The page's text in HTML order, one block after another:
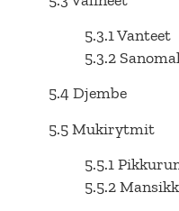
5.3.1 Vanteet
5.3.2
5.4 Djembe
5.5 Mukirytmit
5.5.1
5.5.2